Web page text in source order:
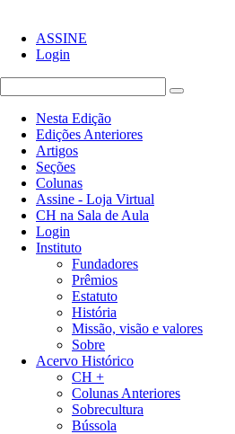
ASSINE
Login
Nesta Edição
Edições Anteriores
Artigos
Seções
Colunas
Assine - Loja Virtual
CH na Sala de Aula
Login
Instituto
Fundadores
Prêmios
Estatuto
História
Missão, visão e valores
Sobre
Acervo Histórico
CH +
Colunas Anteriores
Sobrecultura
Bússola